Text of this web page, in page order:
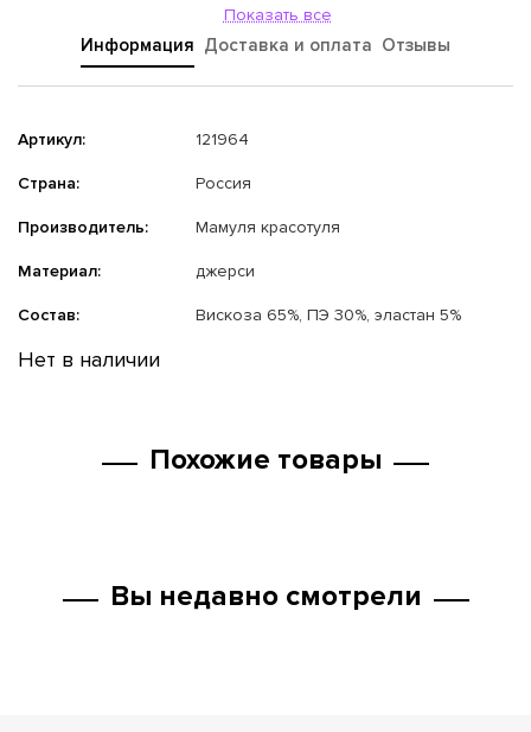
Показать все
Информация Доставка и оплата Отзывы
Артикул: 121964
Страна: Россия
Производитель: Мамуля красотуля
Материал: джерси
Состав: Вискоза 65%, ПЭ 30%, эластан 5%
Нет в наличии
Похожие товары
Вы недавно смотрели